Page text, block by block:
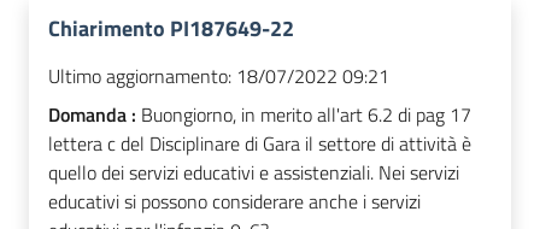
Chiarimento PI187649-22
Ultimo aggiornamento: 18/07/2022 09:21
Domanda : Buongiorno, in merito all'art 6.2 di pag 17
lettera c del Disciplinare di Gara il settore di attività è
quello dei servizi educativi e assistenziali. Nei servizi
educativi si possono considerare anche i servizi